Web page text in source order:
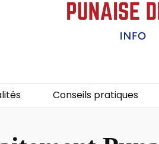
Conseils pratiques